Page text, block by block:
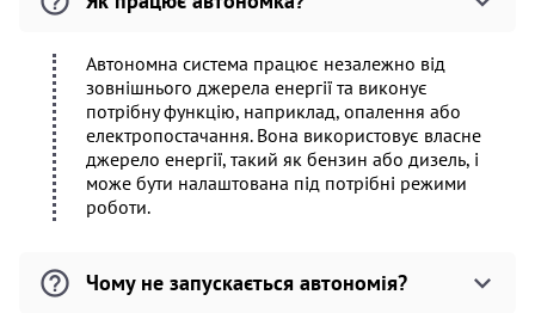
Автономна система працює незалежно від
зовнішнього джерела енергії та виконує
потрібну функцію, наприклад, опалення або
електропостачання. Вона використовує власне
джерело енергії, такий як бензин або дизель, і
може бути налаштована під потрібні режими
роботи.
Чому не запускається автономія?